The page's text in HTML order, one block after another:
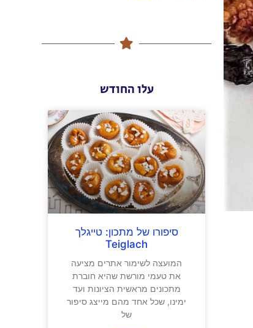
עלו החודש
סיפורו של מתכון: טייגלך
Teiglach
המועצה לשימור אתרים מציעה
את טעמי מורשת שהיא חוברת
מתכונים מראשית הציונות ועד
ימינו, שכל אחד מהם מייצג סיפור
של